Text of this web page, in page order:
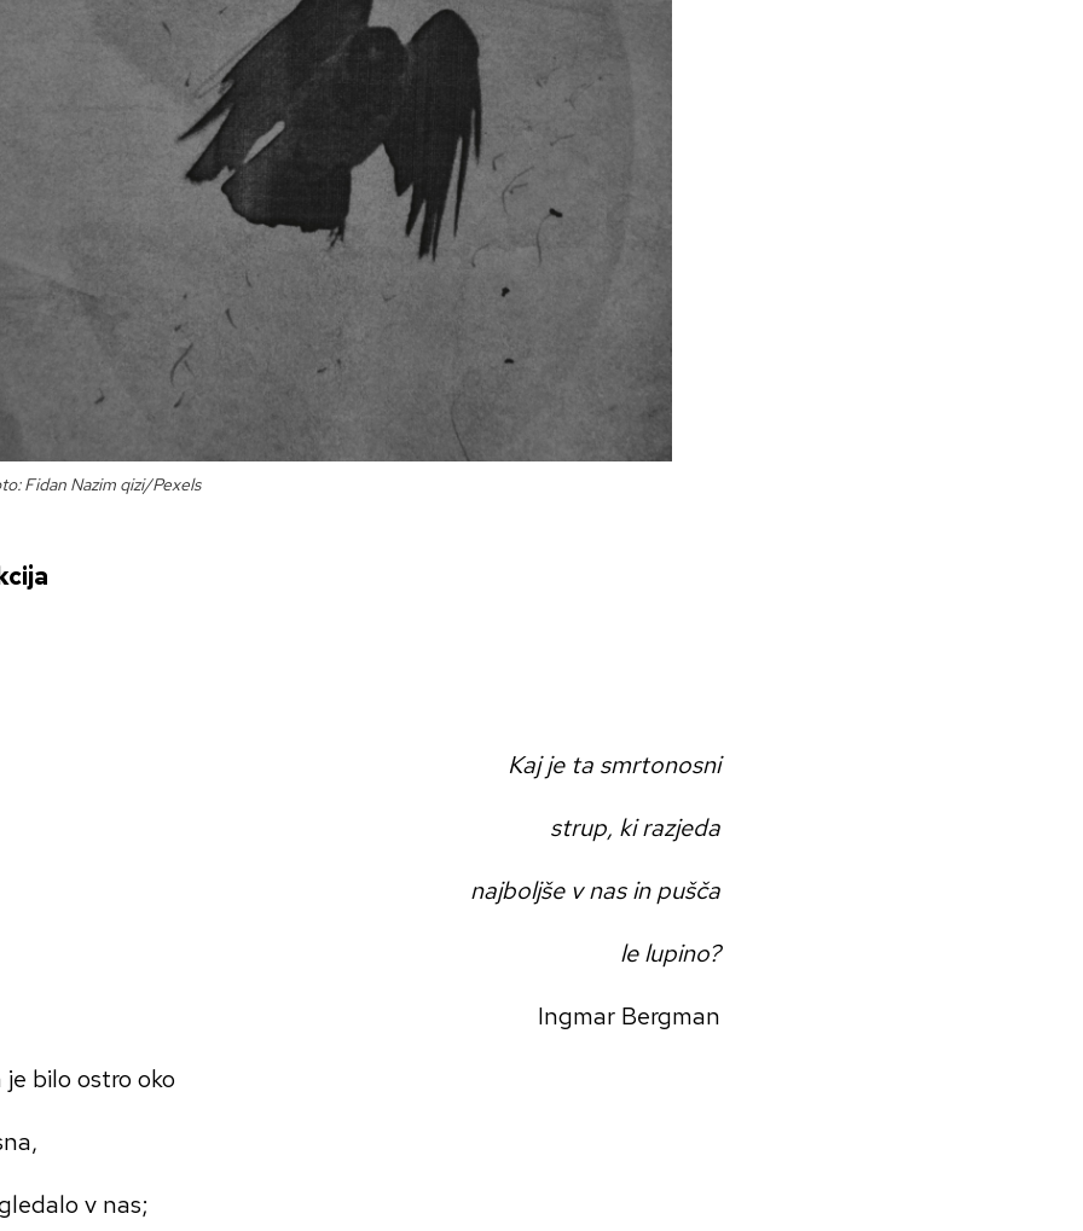
Fidan Nazim qizi/Pexels
Kaj je ta smrtonosni
strup, ki razjeda
najboljše v nas in pušča
le lupino?
Ingmar Bergman
je bilo ostro oko
v nas;